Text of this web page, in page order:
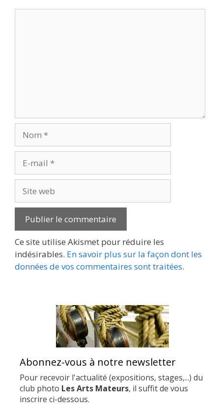
mail
web
Ce site utilise Akismet pour réduire les
indésirables. En savoir plus sur la façon dont les
données de vos commentaires sont traitées.
Abonnez-vous à notre newsletter
Pour recevoir l'actualité (expositions, stages,...) du
club photo Les Arts Mateurs, il suffit de vous
inscrire ci-dessous.